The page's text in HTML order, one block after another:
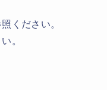
ください。
。